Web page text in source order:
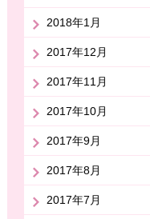
2018年1月
2017年12月
2017年11月
2017年10月
2017年9月
2017年8月
2017年7月